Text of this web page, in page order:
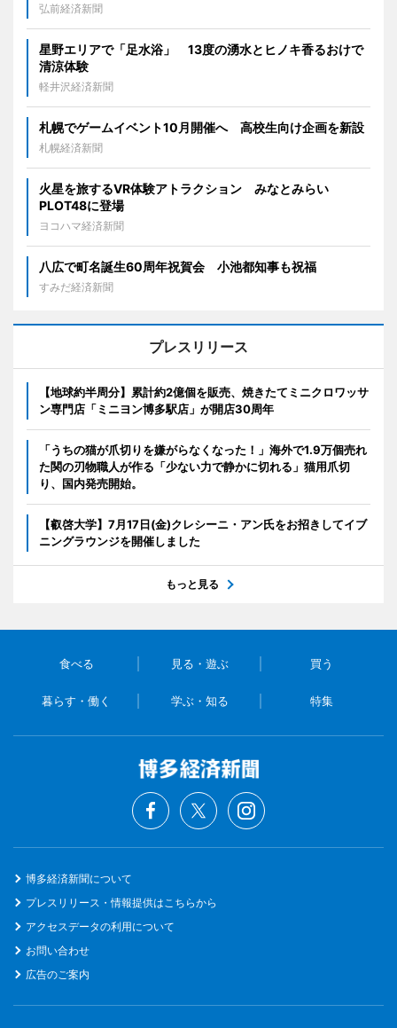
弘前経済新聞
星野エリアで「足水浴」 13度の湧水とヒノキ香るおけで
清涼体験
軽井沢経済新聞
札幌でゲームイベント10月開催へ 高校生向け企画を新設
札幌経済新聞
火星を旅するVR体験アトラクション みなとみらい
PLOT48に登場
ヨコハマ経済新聞
八広で町名誕生60周年祝賀会 小池都知事も祝福
すみだ経済新聞
プレスリリース
【地球約半周分】累計約2億個を販売、焼きたてミニクロワッサ
ン専門店「ミニヨン博多駅店」が開店30周年
「うちの猫が爪切りを嫌がらなくなった！」海外で1.9万個売れ
た関の刃物職人が作る「少ない力で静かに切れる」猫用爪切
り、国内発売開始。
【叡啓大学】7月17日(金)クレシーニ・アン氏をお招きしてイブ
ニングラウンジを開催しました
もっと見る
食べる 見る・遊ぶ 買う
暮らす・働く 学ぶ・知る 特集
博多経済新聞について
プレスリリース・情報提供はこちらから
アクセスデータの利用について
お問い合わせ
広告のご案内